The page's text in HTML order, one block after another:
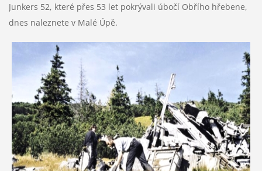
Junkers 52, které přes 53 let pokrývali úbočí Obřího hřebene,
dnes naleznete v Malé Úpě.